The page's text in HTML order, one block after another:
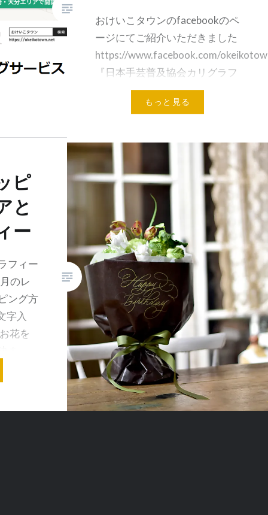
おけいこタウンのfacebookのペ
ージにてご紹介いただきました
https://www.facebook.com/
『日本手芸普及協会カリグラフ
ィー講師 カリキュラムや費用に
ついて』 以下faceb…
もっと見る
共有:
メールアドレス
ピ
と
ー
フィー
のレ
ング方
字入
花を